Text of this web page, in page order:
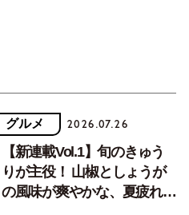
グルメ 2026.07.26
【新連載Vol.1】旬のきゅう
りが主役！ 山椒としょうが
の風味が爽やかな、夏疲れを